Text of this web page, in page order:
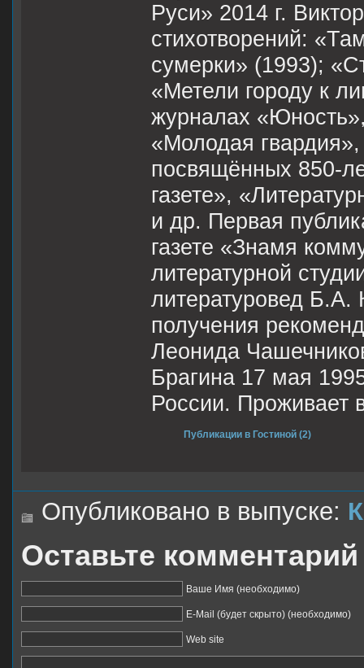
Руси» 2014 г.
стихотворений:
сумерки» (1993);
«Метели городу к
журналах
«Молодая гвардия»,
посвящённых 850-
газете»,
и др. Первая
газете «Знамя
литературной
литературовед Б.А.
получения
Леонида
Брагина 17 мая
России. Проживает
Публикации в Гостиной (2)
Опубликовано в выпуске:
Оставьте комментарий
Ваше Имя (необходимо)
E-Mail (будет скрыто) (необходимо)
Web site